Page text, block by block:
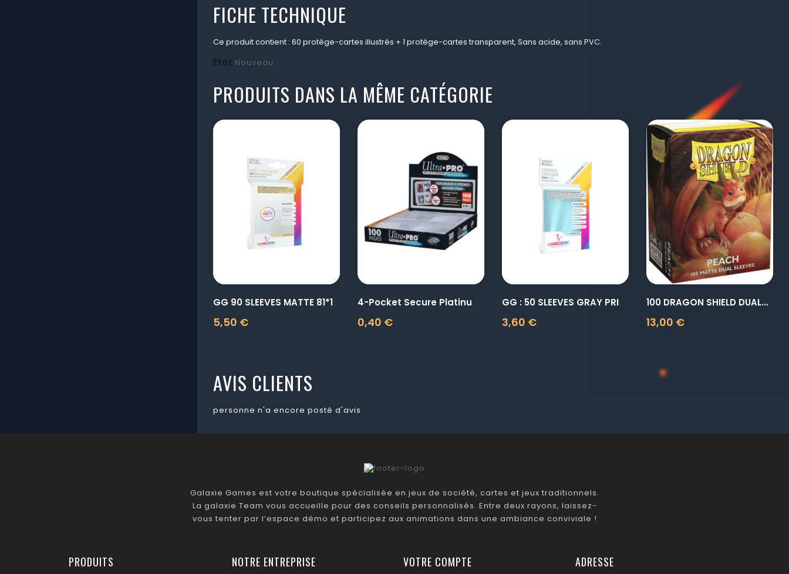
FICHE TECHNIQUE
Ce produit contient : 60 protège-cartes illustrés + 1 protège-cartes transparent, Sans acide, sans PVC.
État Nouveau
PRODUITS DANS LA MÊME CATÉGORIE
visibility
GG 90 SLEEVES MATTE 81*122
5,50 €
Prix
visibility
4-Pocket Secure Platinum...
0,40 €
Prix
visibility
GG : 50 SLEEVES GRAY PRIME...
3,60 €
Prix
visibility
100 DRAGON SHIELD DUAL...
13,00 €
Prix
AVIS CLIENTS
personne n'a encore posté d'avis
Galaxie Games est votre boutique spécialisée en jeux de société, cartes et jeux traditionnels.
La galaxie Team vous accueille pour des conseils personnalisés. Entre deux rayons, laissez-
vous tenter par l’espace démo et participez aux animations dans une ambiance conviviale !
PRODUITS NOTRE ENTREPRISE VOTRE COMPTE ADRESSE